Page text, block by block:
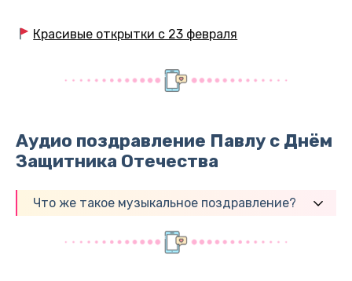
Красивые открытки с 23 февраля
Аудио поздравление Павлу с Днём
Защитника Отечества
Что же такое музыкальное поздравление?